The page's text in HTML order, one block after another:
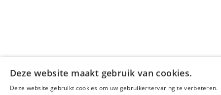
Deze website maakt gebruik van cookies.
Deze website gebruikt cookies om uw gebruikerservaring te verbeteren.